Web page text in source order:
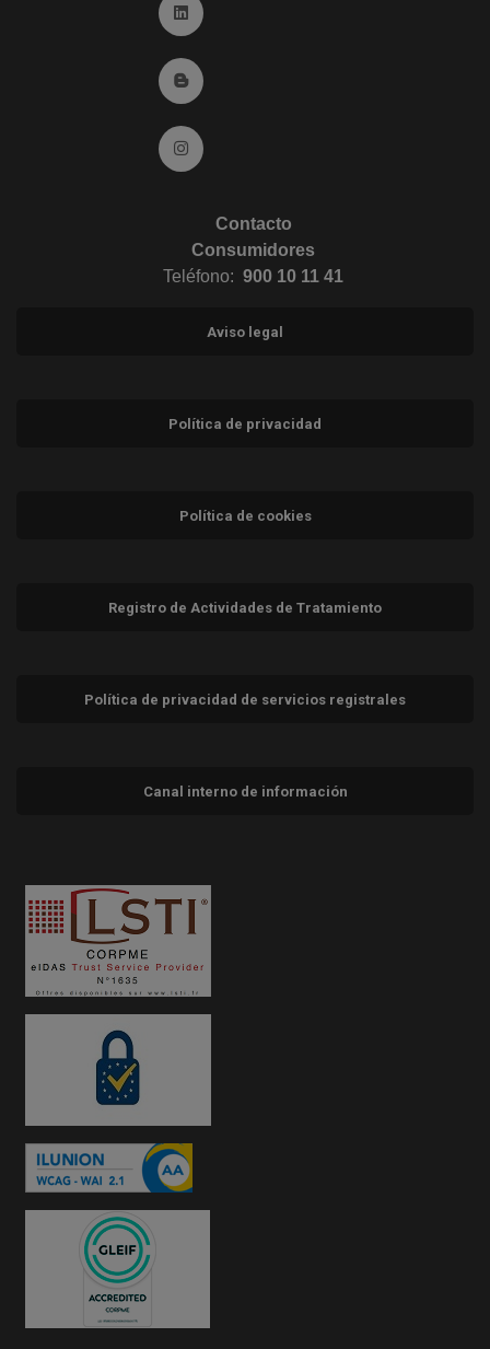
Ir a Linkedin (abre en ventana nueva)
Ir al Blog (abre en ventana nueva)
Ir a Instagram (abre en ventana nueva)
Contacto
Consumidores
Teléfono: 900 10 11 41
Aviso legal
Política de privacidad
Política de cookies
Registro de Actividades de Tratamiento
Política de privacidad de servicios registrales
Canal interno de información